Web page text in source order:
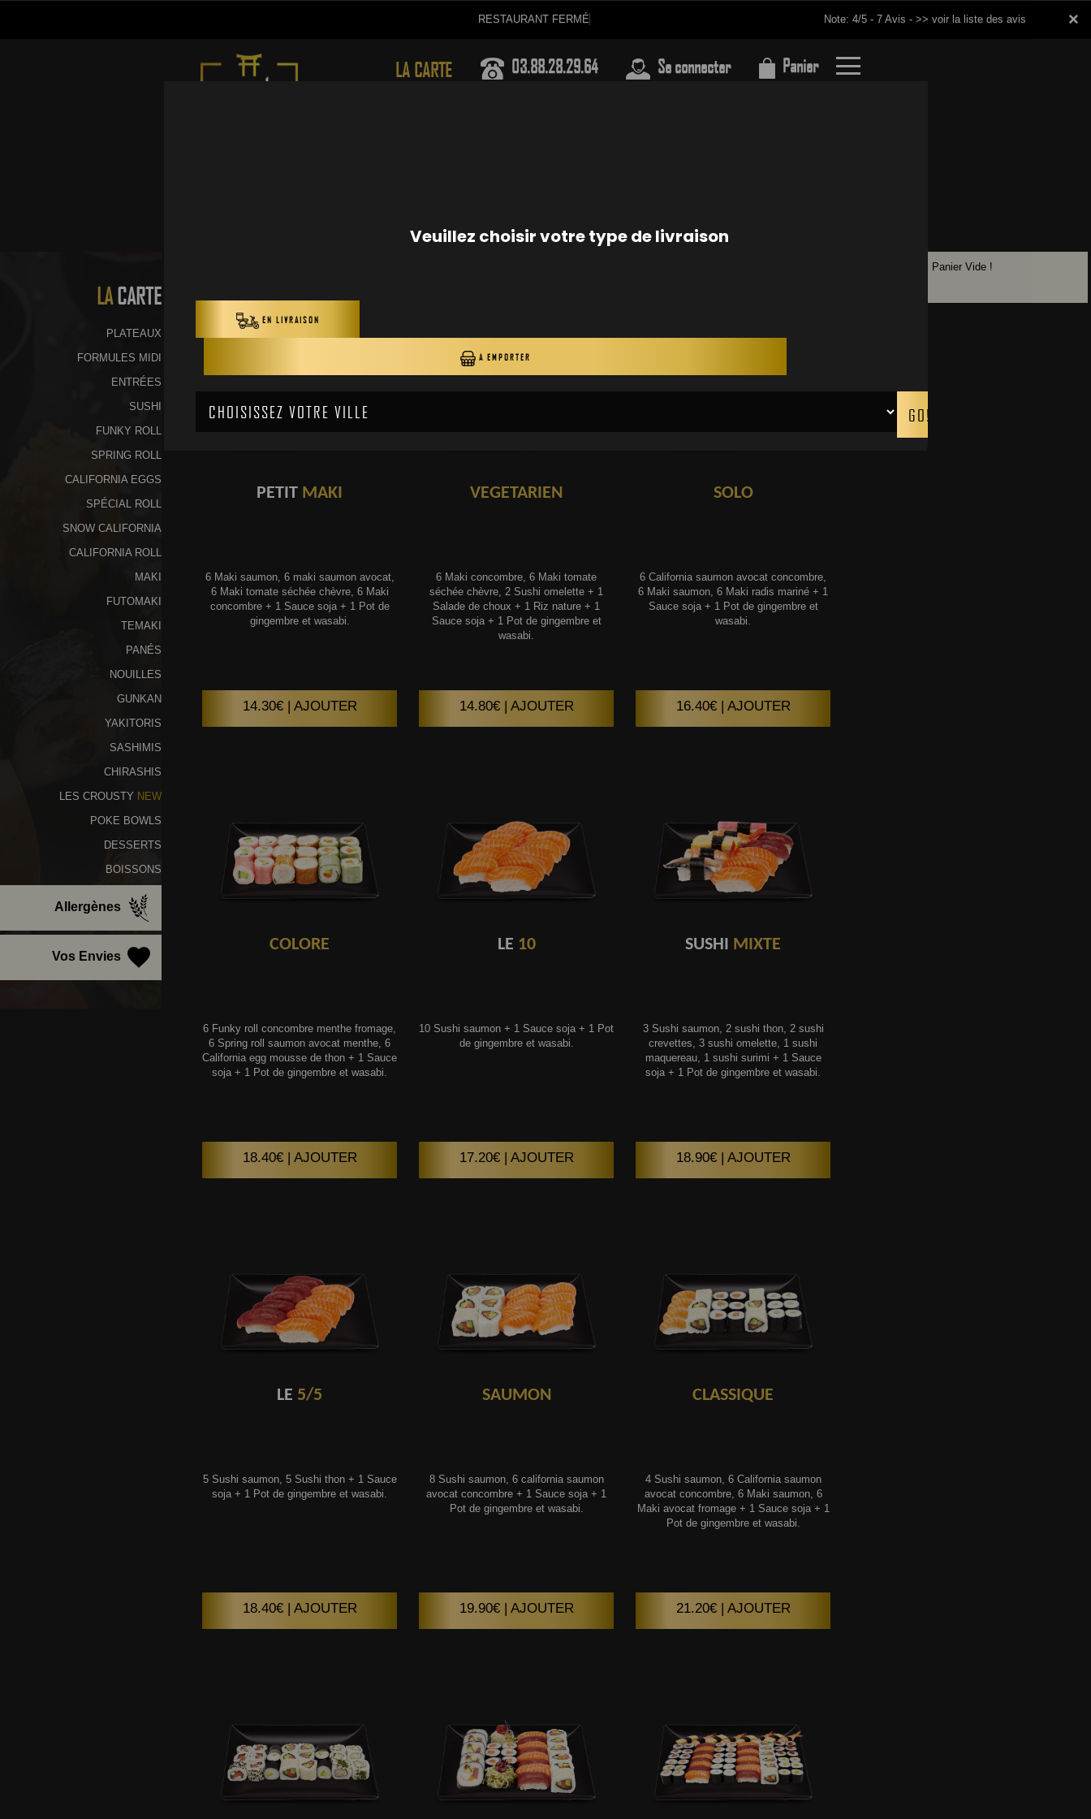
×
REST Note: 4/5 - 7 Avis - >> voir la liste des avis
LA CARTE 03.88.28.29.64 Se connecter Panier
×
LACARTE
PLATEAUX
FORMULES MIDI
ENTRÉES
SUSHI
FUNKY ROLL
SPRING ROLL
CALIFORNIA EGGS
SPÉCIAL ROLL
SNOW CALIFORNIA
CALIFORNIA ROLL
MAKI
FUTOMAKI
TEMAKI
PANÉS
NOUILLES
GUNKAN
YAKITORIS
SASHIMIS
CHIRASHIS
LES CROUSTY NEW
POKE BOWLS
DESSERTS
BOISSONS
Allergènes
Vos Envies
PETIT MAKI
6 Maki saumon, 6 maki saumon avocat,
6 Maki tomate séchée chèvre, 6 Maki
concombre + 1 Sauce soja + 1 Pot de
gingembre et wasabi.
14.30€ | AJOUTER
VEGETARIEN
6 Maki concombre, 6 Maki tomate
séchée chèvre, 2 Sushi omelette + 1
Salade de choux + 1 Riz nature + 1
Sauce soja + 1 Pot de gingembre et
wasabi.
14.80€ | AJOUTER
SOLO
6 California saumon avocat concombre,
6 Maki saumon, 6 Maki radis mariné + 1
Sauce soja + 1 Pot de gingembre et
wasabi.
16.40€ | AJOUTER
COLORE
6 Funky roll concombre menthe fromage,
6 Spring roll saumon avocat menthe, 6
California egg mousse de thon + 1 Sauce
soja + 1 Pot de gingembre et wasabi.
18.40€ | AJOUTER
LE 10
10 Sushi saumon + 1 Sauce soja + 1 Pot
de gingembre et wasabi.
17.20€ | AJOUTER
SUSHI MIXTE
3 Sushi saumon, 2 sushi thon, 2 sushi
crevettes, 3 sushi omelette, 1 sushi
maquereau, 1 sushi surimi + 1 Sauce
soja + 1 Pot de gingembre et wasabi.
18.90€ | AJOUTER
LE 5/5
5 Sushi saumon, 5 Sushi thon + 1 Sauce
soja + 1 Pot de gingembre et wasabi.
18.40€ | AJOUTER
SAUMON
8 Sushi saumon, 6 california saumon
avocat concombre + 1 Sauce soja + 1
Pot de gingembre et wasabi.
19.90€ | AJOUTER
CLASSIQUE
4 Sushi saumon, 6 California saumon
avocat concombre, 6 Maki saumon, 6
Maki avocat fromage + 1 Sauce soja + 1
Pot de gingembre et wasabi.
21.20€ | AJOUTER
Panier Vide !